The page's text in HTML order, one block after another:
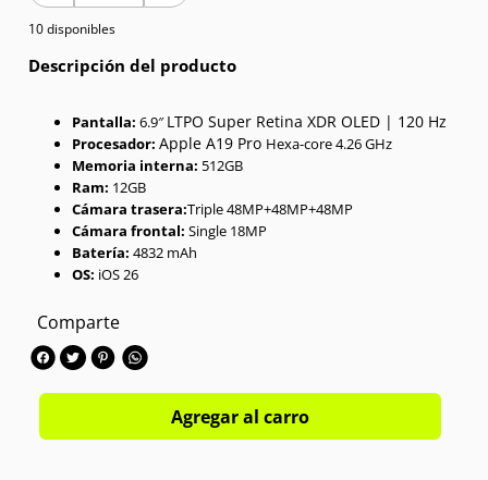
10 disponibles
Descripción del producto
Pantalla: 6.9″LTPO Super Retina XDR OLED | 120 Hz
Procesador: Apple A19 Pro Hexa-core 4.26 GHz
Memoria interna: 512GB
Ram: 12GB
Cámara trasera:Triple 48MP+48MP+48MP
Cámara frontal: Single 18MP
Batería: 4832 mAh
OS: iOS 26
Comparte
Agregar al carro
9.
Iphone 17
10. Audífonos